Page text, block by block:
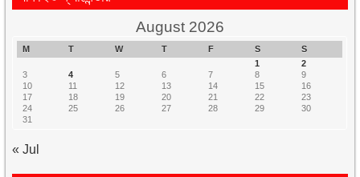
August 2026
M T W T F S
S
1
2
3
4 5 6 7 8
9
10
11 12 13 14 15
16
17
18 19 20 21 22
23
24
25 26 27 28 29
30
31
« Jul